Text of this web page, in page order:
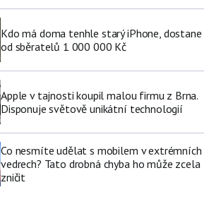
Kdo má doma tenhle starý iPhone, dostane
od sběratelů 1 000 000 Kč
Apple v tajnosti koupil malou firmu z Brna.
Disponuje světově unikátní technologií
Co nesmíte udělat s mobilem v extrémních
vedrech? Tato drobná chyba ho může zcela
zničit